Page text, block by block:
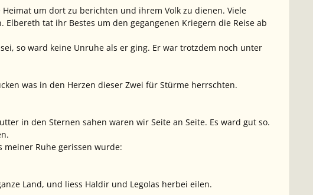
um dort zu berichten und ihrem Volk zu dienen. Viele
tat ihr Bestes um den gegangenen Kriegern die Reise ab
so ward keine Unruhe als er ging. Er war trotzdem noch unter
was in den Herzen dieser Zwei für Stürme herrschten.
in den Sternen sahen waren wir Seite an Seite. Es ward gut so.
meiner Ruhe gerissen wurde:
Land, und liess Haldir und Legolas herbei eilen.